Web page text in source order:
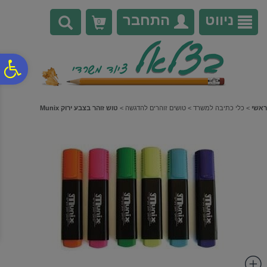
נגישות
אתר
המרכזי
ניווט התחבר 0
ראשי > כלי כתיבה למשרד > טושים זוהרים להדגשה > טוש זוהר בצבע ירוק Munix